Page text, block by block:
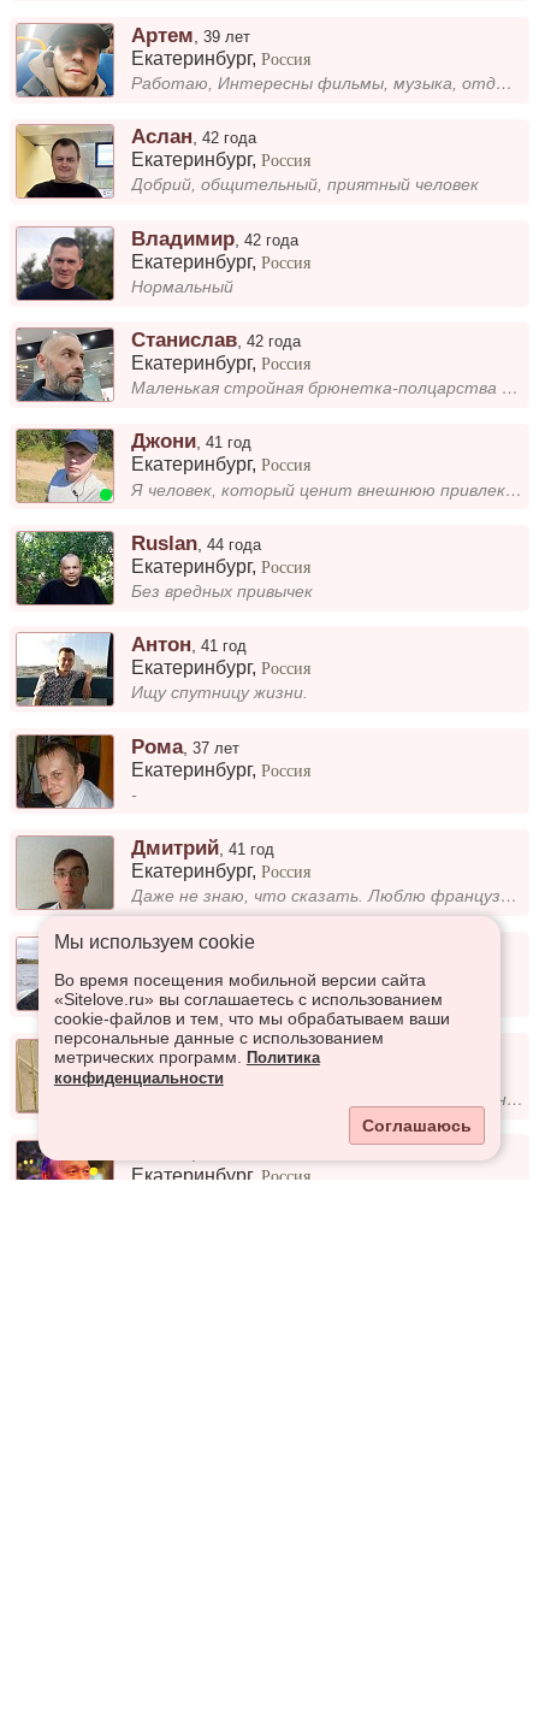
Артем ,39 лет
Екатеринбург,Россия
Работаю, Интересны фильмы, музыка, отдых на природе, прогулки, спортивные игры Рад буду найти человека с которым удастс...
Аслан,42 года
Екатеринбург,Россия
Добрий, общительный, приятный человек
Владимир ,42 года
Екатеринбург,Россия
Нормальный
Станислав ,42 года
Екатеринбург,Россия
Маленькая стройная брюнетка-полцарства за брюнетку и коня в придачу 😆😆😆
Джони,41 год
Екатеринбург,Россия
Я человек, который ценит внешнюю привлекательность и уверенность в себе. Слежу за собой, ухаживаю за кожей и волосами, л...
Ruslan ,44 года
Екатеринбург,Россия
Без вредных привычек
Антон,41 год
Екатеринбург,Россия
Ищу спутницу жизни.
Рома,37 лет
Екатеринбург,Россия
-
Дмитрий ,41 год
Екатеринбург,Россия
Даже не знаю, что сказать. Люблю французский язык, историю, сам работаю сантехником. Хотел бы встретить девушку: симпати...
Вадим ,51 год
Екатеринбург,Россия
Добрый, Тактичный, Адекватный С/О! 😊
Михаил,42 года
Екатеринбург
Честный, добрый. Веду активный образ жизни. Люблю море, горы, природу. Хочу встретить свою одну единственную.
Екатеринбург,Россия
Мы используем сookie
Во время посещения мобильной версии сайта
«Sitelove.ru» вы соглашаетесь с использованием
cookie-файлов и тем, что мы обрабатываем ваши
персональные данные с использованием
метрических программ.
Политика
конфиденциальности
Соглашаюсь